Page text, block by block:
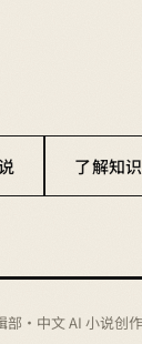
了解知
部 · 中文 AI 小说创